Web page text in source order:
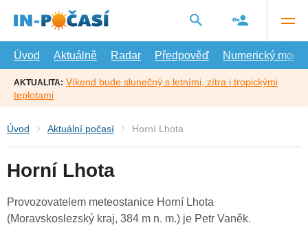
hlavní
Úvod
Aktuálně Radar Předpověď Numerický model
AKTUALITA: Víkend bude slunečný s letními, zítra i tropickými
teplotami
Úvod Aktuální počasí Horní Lhota
Horní Lhota
Provozovatelem meteostanice Horní Lhota
(Moravskoslezský kraj, 384 m n. m.) je Petr Vaněk.